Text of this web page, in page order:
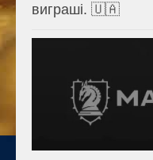
виграші. 🇺🇦